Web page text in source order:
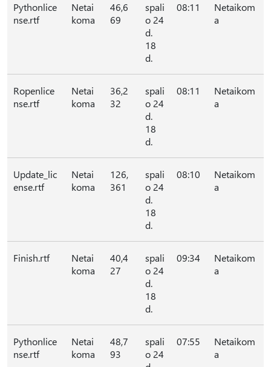
Pythonlice
nse.rtf
Netai
koma
46,6
69
spali
o 24
d.
18
d.
08:11
Netaikom
a
Ropenlice
nse.rtf
Netai
koma
36,2
32
spali
o 24
d.
18
d.
08:11
Netaikom
a
Update_lic
ense.rtf
Netai
koma
126,
361
spali
o 24
d.
18
d.
08:10
Netaikom
a
Finish.rtf
Netai
koma
40,4
27
spali
o 24
d.
18
d.
09:34
Netaikom
a
Pythonlice
nse.rtf
Netai
koma
48,7
93
spali
o 24
07:55
Netaikom
a